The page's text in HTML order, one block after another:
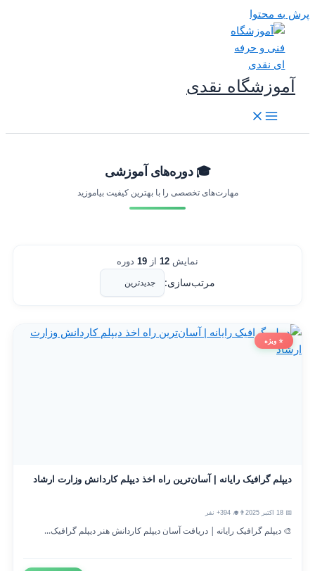
به محتوا
آموزشگاه نقدی
🎓 دوره‌های آموزشی
مهارت‌های تخصصی را با بهترین کیفیت بیاموزید
نمایش12 از 19 دوره
مرتب‌سازی:
⭐ ویژه
دیپلم گرافیک رایانه | آسان‌ترین راه اخذ دیپلم کاردانش وزارت ارشاد
👨‍🎓 394+ نفر
🎨 دیپلم گرافیک رایانه | دریافت آسان دیپلم کاردانش هنر دیپلم گرافیک...